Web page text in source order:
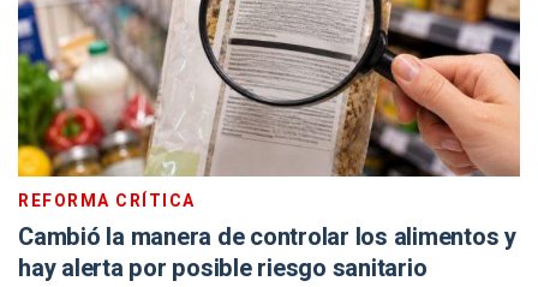
REFORMA CRÍTICA
Cambió la manera de controlar los alimentos y
hay alerta por posible riesgo sanitario